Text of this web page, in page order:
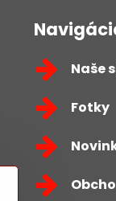
Naše
Fotky